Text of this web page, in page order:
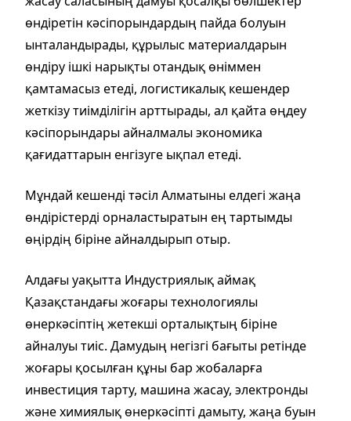
өндіретін кәсіпорындардың пайда болуын
ынталандырады, құрылыс материалдарын
өндіру ішкі нарықты отандық өніммен
қамтамасыз етеді, логистикалық кешендер
жеткізу тиімділігін арттырады, ал қайта өңдеу
кәсіпорындары айналмалы экономика
қағидаттарын енгізуге ықпал етеді.
Мұндай кешенді тәсіл Алматыны елдегі жаңа
өндірістерді орналастыратын ең тартымды
өңірдің біріне айналдырып отыр.
Алдағы уақытта Индустриялық аймақ
Қазақстандағы жоғары технологиялы
өнеркәсіптің жетекші орталықтың біріне
айналуы тиіс. Дамудың негізгі бағыты ретінде
жоғары қосылған құны бар жобаларға
инвестиция тарту, машина жасау, электронды
және химиялық өнеркәсіпті дамыту, жаңа буын